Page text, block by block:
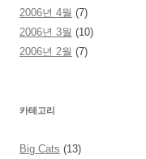
2006년 4월 (7)
2006년 3월 (10)
2006년 2월 (7)
카테고리
Big Cats (13)